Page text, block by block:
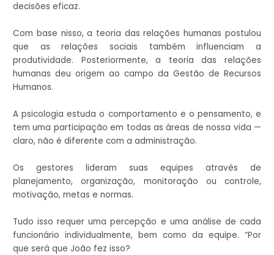
decisões eficaz.
Com base nisso, a teoria das relações humanas postulou
que as relações sociais também influenciam a
produtividade. Posteriormente, a teoria das relações
humanas deu origem ao campo da Gestão de Recursos
Humanos.
A psicologia estuda o comportamento e o pensamento, e
tem uma participação em todas as áreas de nossa vida —
claro, não é diferente com a administração.
Os gestores lideram suas equipes através de
planejamento, organização, monitoração ou controle,
motivação, metas e normas.
Tudo isso requer uma percepção e uma análise de cada
funcionário individualmente, bem como da equipe. “Por
que será que João fez isso?